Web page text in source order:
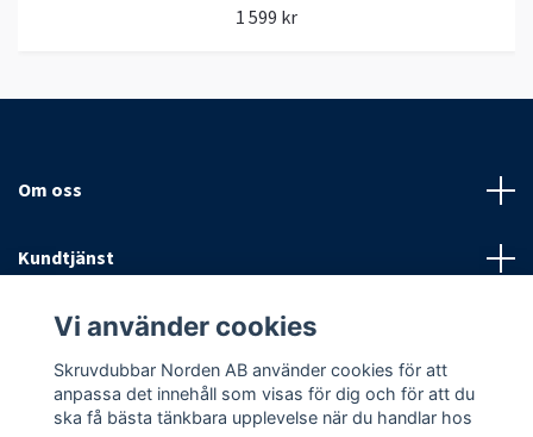
1 599 kr
Om oss
Kundtjänst
Fotmeny
Sociala medier
Vi använder cookies
Skruvdubbar Norden AB använder cookies för att
anpassa det innehåll som visas för dig och för att du
ska få bästa tänkbara upplevelse när du handlar hos